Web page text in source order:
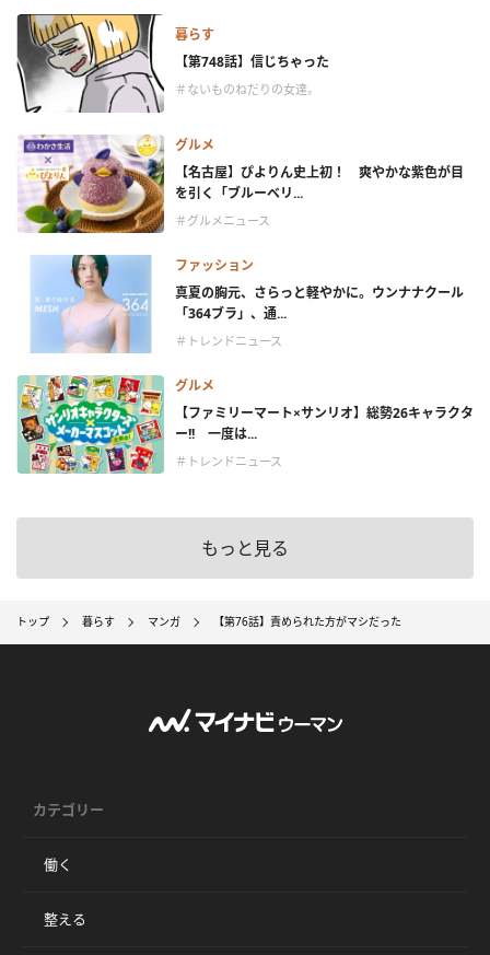
暮らす
【第748話】信じちゃった
＃ないものねだりの女達。
グルメ
【名古屋】ぴよりん史上初！ 爽やかな紫色が目
を引く「ブルーベリ...
＃グルメニュース
ファッション
真夏の胸元、さらっと軽やかに。ウンナナクール
「364ブラ」、通...
＃トレンドニュース
グルメ
【ファミリーマート×サンリオ】総勢26キャラクタ
ー!! 一度は...
＃トレンドニュース
もっと見る
トップ 暮らす マンガ 【第76話】責められた方がマシだった
カテゴリー
働く
整える